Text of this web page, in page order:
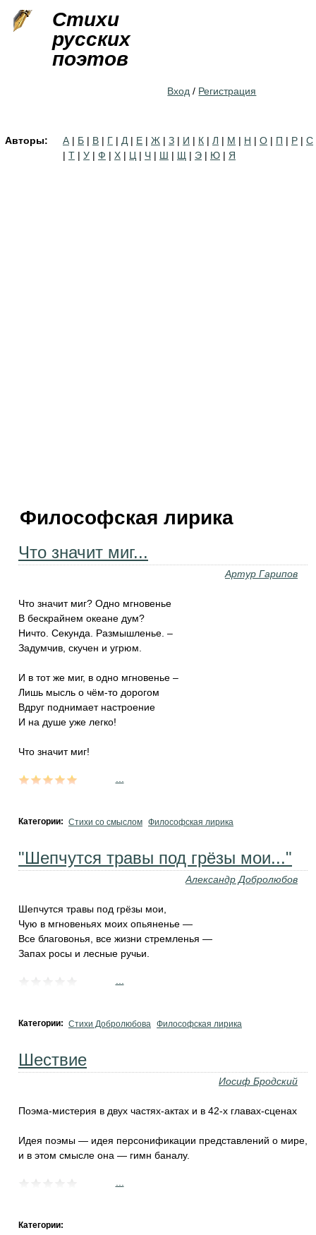
Стихи
русских
поэтов
Вход / Регистрация
Авторы: А | Б | В | Г | Д | Е | Ж | З | И | К | Л | М | Н | О | П | Р | С
| Т | У | Ф | Х | Ц | Ч | Ш | Щ | Э | Ю | Я
Философская лирика
Что значит миг...
Артур Гарипов
Что значит миг? Одно мгновенье
В бескрайнем океане дум?
Ничто. Секунда. Размышленье. –
Задумчив, скучен и угрюм.
И в тот же миг, в одно мгновенье –
Лишь мысль о чём-то дорогом
Вдруг поднимает настроение
И на душе уже легко!
Что значит миг!
Категории: Стихи со смыслом Философская лирика
"Шепчутся травы под грёзы мои..."
Александр Добролюбов
Шепчутся травы под грёзы мои,
Чую в мгновеньях моих опьяненье —
Все благовонья, все жизни стремленья —
Запах росы и лесные ручьи.
Категории: Стихи Добролюбова Философская лирика
Шествие
Иосиф Бродский
Поэма-мистерия в двух частях-актах и в 42-х главах-сценах
Идея поэмы — идея персонификации представлений о мире,
и в этом смысле она — гимн баналу.
Категории: